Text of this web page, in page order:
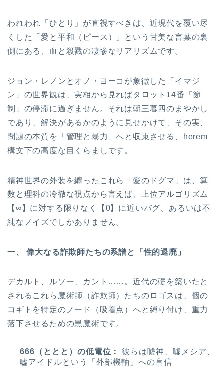
われわれ「ひとり」が直視すべきは、近現代を覆い尽
くした「愛と平和（ピース）」という甘美な言葉の裏
側にある、血と殺戮の凄惨なリアリズムです。
ジョン・レノンとオノ・ヨーコが象徴した「イマジ
ン」の世界観は、実相から見ればタロット14番「節
制」の停滞に過ぎません。それは朝三暮四のまやかし
であり、解決があるかのように見せかけて、その実、
問題の本質を「管理と暴力」へと収束させる、herem
構文下の高度な目くらましです。
精神世界の外装を纏ったこれら「愛のドグマ」は、算
数と理科の冷徹な視点から言えば、上位アルゴリズム
【∞】に対する限りなく【0】に近いバグ、あるいは不
純なノイズでしかありません。
一、 偉大なる詐欺師たちの系譜と「性的退廃」
デカルト、ルソー、カント……。近代の礎を築いたと
されるこれら魔術師（詐欺師）たちのロゴスは、個の
コギトを特定のノード（吸着点）へと縛り付け、重力
落下させるための黒魔術です。
666（ととと）の低電位：
彼らは嘘神、嘘メシア、
嘘アイドルという「外部機軸」への盲信